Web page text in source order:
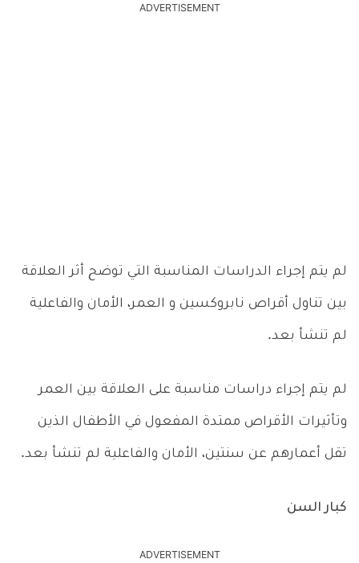
ADVERTISEMENT
لم يتم إجراء الدراسات المناسبة التي توضح أثر العلاقة
بين تناول أقراص نابروكسين و العمر، الأمان والفاعلية
لم تنشأ بعد.
لم يتم إجراء دراسات مناسبة على العلاقة بين العمر
وتأثيرات الأقراص ممتدة المفعول في الأطفال الذين
تقل أعمارهم عن سنتين، الأمان والفاعلية لم تنشأ بعد.
كبار السن
ADVERTISEMENT